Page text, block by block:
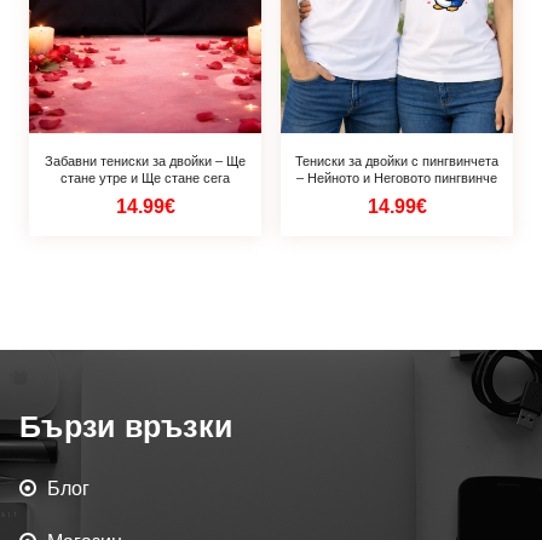
Забавни тениски за двойки – Ще
стане утре и Ще стане сега
14.99€
Тениски за двойки с пингвинчета
– Нейното и Неговото пингвинче
14.99€
Бързи връзки
Блог